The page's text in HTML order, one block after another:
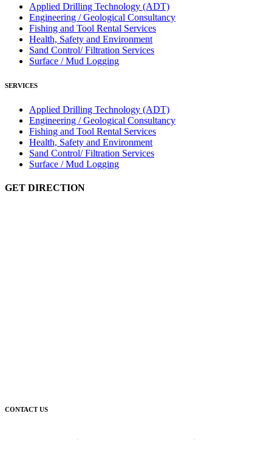
Applied Drilling Technology (ADT)
Engineering / Geological Consultancy
Fishing and Tool Rental Services
Health, Safety and Environment
Sand Control/ Filtration Services
Surface / Mud Logging
SERVICES
Applied Drilling Technology (ADT)
Engineering / Geological Consultancy
Fishing and Tool Rental Services
Health, Safety and Environment
Sand Control/ Filtration Services
Surface / Mud Logging
GET DIRECTION
CONTACT US